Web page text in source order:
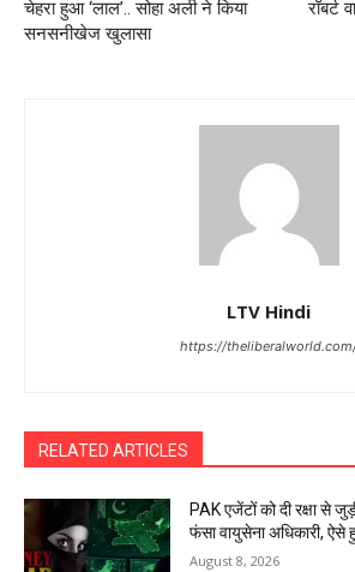
चेहरा हुआ ‘लाल’.. सोहा अली ने किया
सनसनीखेज खुलासा
रॉबर्ट
LTV Hindi
https://
RELATED ARTICLES
PAK एजेंटों को दी रक्षा से
फंसा वायुसेना अधिकारी,
August 8, 2026